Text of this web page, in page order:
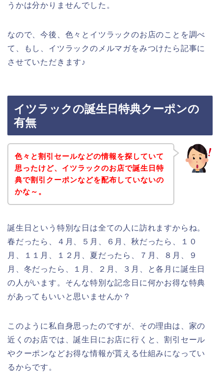
うかは分かりませんでした。
なので、今後、色々とイツラックのお店のことを調べ
て、もし、イツラックのメルマガをみつけたら記事に
させていただきます♪
イツラックの誕生日特典クーポンの
有無
色々と割引セールなどの情報を探していて
思ったけど、イツラックのお店で誕生日特
典で割引クーポンなどを配布していないの
かな～。
誕生日という特別な日は全ての人に訪れますからね。
春だったら、４月、５月、６月、秋だったら、１０
月、１１月、１２月、夏だったら、７月、８月、９
月、冬だったら、１月、２月、３月、と各月に誕生日
の人がいます。そんな特別な記念日に何かお得な特典
があってもいいと思いませんか？
このように私自身思ったのですが、その理由は、家の
近くのお店では、誕生日にお店に行くと、割引セール
やクーポンなどお得な情報が貰える仕組みになってい
るからです。